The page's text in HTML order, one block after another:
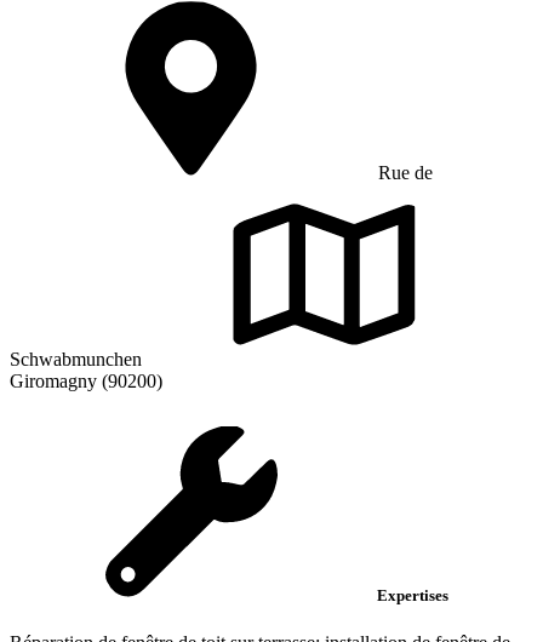
Rue de
Schwabmunchen
Giromagny (90200)
Expertises